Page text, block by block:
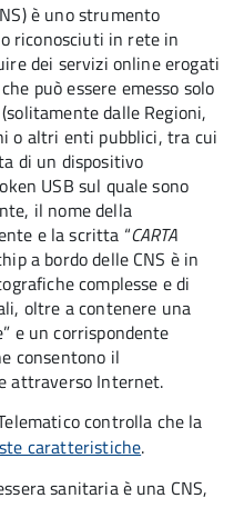
è uno strumento
riconosciuti in rete in
dei servizi online erogati
può essere emesso solo
dalle Regioni,
o altri enti pubblici, tra cui
di un dispositivo
oken USB sul quale sono
il nome della
e la scritta “CARTA
a bordo delle CNS è in
complesse e di
oltre a contenere una
e un corrispondente
consentono il
attraverso Internet.
controlla che la
caratteristiche.
sanitaria è una CNS,